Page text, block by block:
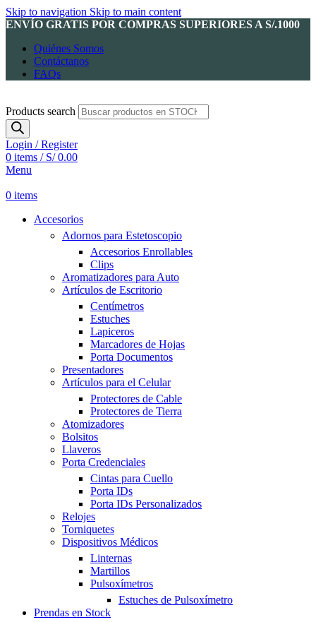
Skip to navigation Skip to main content
ENVÍO GRATIS POR COMPRAS SUPERIORES A S/.1000
Quiénes Somos
Contáctanos
FAQs
Products search
Login / Register
0 items / S/0.00
Menu
0 items
Accesorios
Adornos para Estetoscopio
Accesorios Enrollables
Clips
Aromatizadores para Auto
Artículos de Escritorio
Centímetros
Estuches
Lapiceros
Marcadores de Hojas
Porta Documentos
Presentadores
Artículos para el Celular
Protectores de Cable
Protectores de Tierra
Atomizadores
Bolsitos
Llaveros
Porta Credenciales
Cintas para Cuello
Porta IDs
Porta IDs Personalizados
Relojes
Torniquetes
Dispositivos Médicos
Linternas
Martillos
Pulsoxímetros
Estuches de Pulsoxímetro
Prendas en Stock